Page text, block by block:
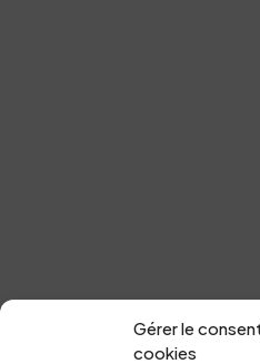
Gérer le
cookies
Vous avez